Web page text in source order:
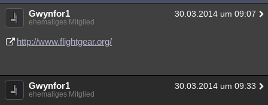
Menschen Wissenschaft Mystery Kriminalfälle
Spiritualität Verschwörungen
weitere Rubriken
Philosophie Träume
Gwynfor1 30.03.2014 um 09:07
ehemaliges Mitglied
http://www.flightgear.org/
Gwynfor1 30.03.2014 um 09:33
ehemaliges Mitglied